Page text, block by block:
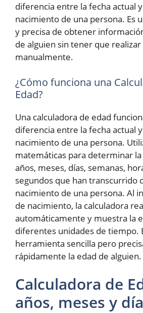
diferencia entre la fecha actual
nacimiento de una persona. Es
y precisa de obtener
de alguien sin tener que realizar
manualmente.
¿Cómo funciona una
Edad?
Una calculadora de edad
diferencia entre la fecha actual
nacimiento de una persona.
matemáticas para determinar
años, meses, días, semanas,
segundos que han transcurrido
nacimiento de una persona. Al
de nacimiento, la calculadora
automáticamente y muestra la
diferentes unidades de tiempo.
herramienta sencilla pero
rápidamente la edad de alguien.
Calculadora de
años, meses y